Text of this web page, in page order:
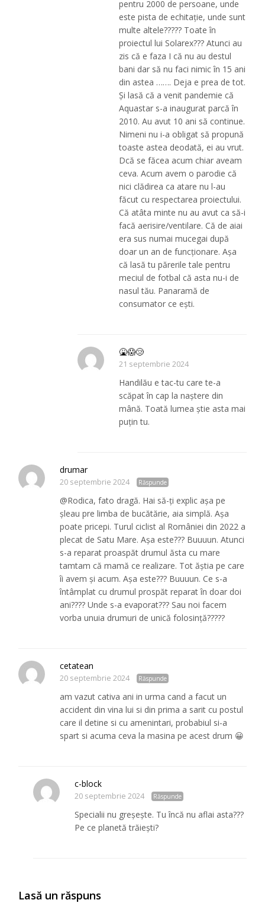
pentru 2000 de persoane, unde
este pista de echitație, unde sunt
multe altele????? Toate în
proiectul lui Solarex??? Atunci au
zis că e faza I că nu au destul
bani dar să nu faci nimic în 15 ani
din astea ……. Deja e prea de tot.
Și lasă că a venit pandemie că
Aquastar s-a inaugurat parcă în
2010. Au avut 10 ani să continue.
Nimeni nu i-a obligat să propună
toaste astea deodată, ei au vrut.
Dcă se făcea acum chiar aveam
ceva. Acum avem o parodie că
nici clădirea ca atare nu l-au
făcut cu respectarea proiectului.
Că atâta minte nu au avut ca să-i
facă aerisire/ventilare. Că de aiai
era sus numai mucegai după
doar un an de funcționare. Așa
că lasă tu părerile tale pentru
meciul de fotbal că asta nu-i de
nasul tău. Panaramă de
consumator ce ești.
🤮😱😢
21 septembrie 2024
Handilău e tac-tu care te-a
scăpat în cap la naștere din
mână. Toată lumea știe asta mai
puțin tu.
drumar
20 septembrie 2024 Răspunde
@Rodica, fato dragă. Hai să-ți explic așa pe
șleau pre limba de bucătărie, aia simplă. Așa
poate pricepi. Turul ciclist al României din 2022 a
plecat de Satu Mare. Așa este??? Buuuun. Atunci
s-a reparat proaspăt drumul ăsta cu mare
tamtam că mamă ce realizare. Tot ăștia pe care
îi avem și acum. Așa este??? Buuuun. Ce s-a
întâmplat cu drumul prospăt reparat în doar doi
ani???? Unde s-a evaporat??? Sau noi facem
vorba unuia drumuri de unică folosință?????
cetatean
20 septembrie 2024 Răspunde
am vazut cativa ani in urma cand a facut un
accident din vina lui si din prima a sarit cu postul
care il detine si cu amenintari, probabiul si-a
spart si acuma ceva la masina pe acest drum 😀
c-block
20 septembrie 2024 Răspunde
Specialii nu greșește. Tu încă nu aflai asta???
Pe ce planetă trăiești?
Lasă un răspuns